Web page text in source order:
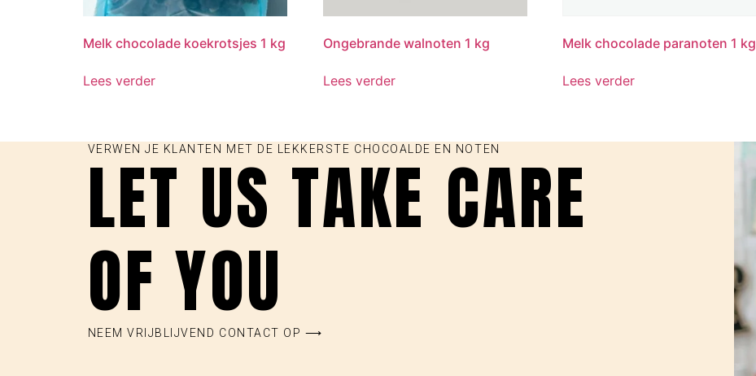
Melk chocolade koekrotsjes 1 kg
Lees verder
Ongebrande walnoten 1 kg
Lees verder
Melk chocolade paranoten 1 kg
Lees verder
VERWEN JE KLANTEN MET DE LEKKERSTE CHOCOALDE EN NOTEN
LET US TAKE CARE
OF YOU
NEEM VRIJBLIJVEND CONTACT OP ⟶